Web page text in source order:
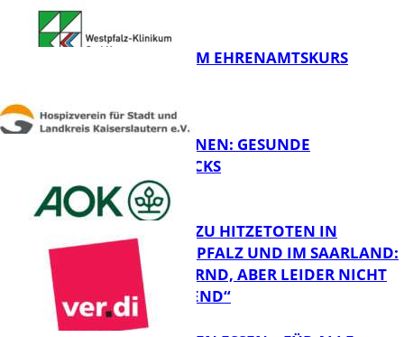
FB Gesundheit
FB Gesundheit
FB Gesundheit
ABSCHLUSS IM EHRENAMTSKURS
FB Gesundheit
FIT FÜRS LERNEN: GESUNDE
PAUSENSNACKS
RKI-ZAHLEN ZU HITZETOTEN IN
RHEINLAND-PFALZ UND IM SAARLAND:
„ERSCHÜTTERND, ABER LEIDER NICHT
ÜBERRASCHEND“